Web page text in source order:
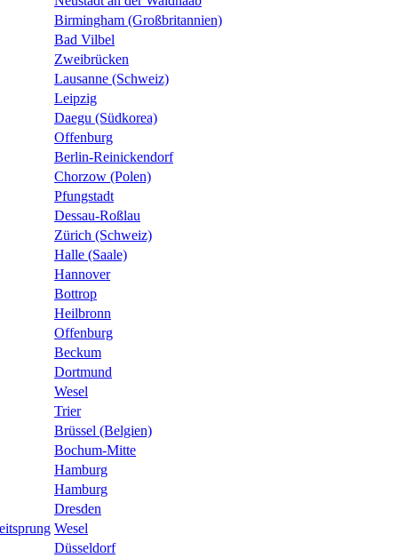
Birmingham (Großbritannien)
Bad Vilbel
Zweibrücken
Lausanne (Schweiz)
Leipzig
Daegu (Südkorea)
Offenburg
Berlin-Reinickendorf
Chorzow (Polen)
Pfungstadt
Dessau-Roßlau
Zürich (Schweiz)
Halle (Saale)
Hannover
Bottrop
Heilbronn
Offenburg
Beckum
Dortmund
Wesel
Trier
Brüssel (Belgien)
Bochum-Mitte
Hamburg
Hamburg
Dresden
Wesel
Düsseldorf